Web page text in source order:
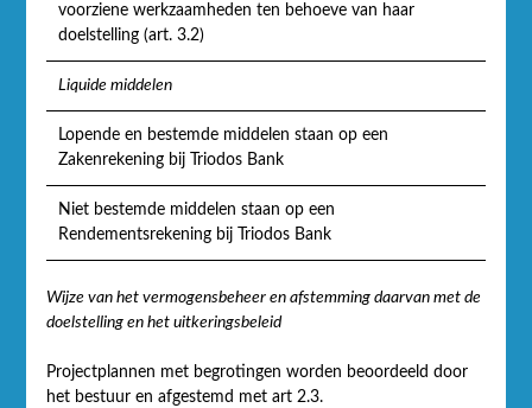
voorziene werkzaamheden ten behoeve van haar
doelstelling (art. 3.2)
Liquide middelen
Lopende en bestemde middelen staan op een
Zakenrekening bij Triodos Bank
Niet bestemde middelen staan op een
Rendementsrekening bij Triodos Bank
Wijze van het vermogensbeheer en afstemming daarvan met de
doelstelling en het uitkeringsbeleid
Projectplannen met begrotingen worden beoordeeld door
het bestuur en afgestemd met art 2.3.